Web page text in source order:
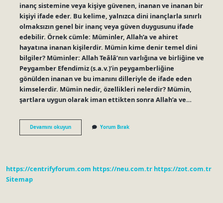
inanç sistemine veya kişiye güvenen, inanan ve inanan bir
kişiyi ifade eder. Bu kelime, yalnızca dini inançlarla sınırlı
olmaksızın genel bir inanç veya güven duygusunu ifade
edebilir. Örnek cümle: Müminler, Allah’a ve ahiret
hayatına inanan kişilerdir. Mümin kime denir temel dini
bilgiler? Müminler: Allah Teâlâ’nın varlığına ve birliğine ve
Peygamber Efendimiz (s.a.v.)’in peygamberliğine
gönülden inanan ve bu imanını dilleriyle de ifade eden
kimselerdir. Mümin nedir, özellikleri nelerdir? Mümin,
şartlara uygun olarak iman ettikten sonra Allah’a ve…
Devamını okuyun9
Sınıf
Yorum Bırak
https://centrifyforum.com https://neu.com.tr https://zot.com.tr
Sitemap